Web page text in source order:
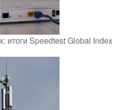
итоги Speedtest Global Index